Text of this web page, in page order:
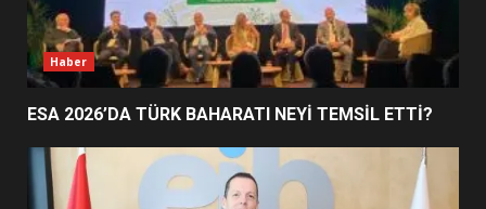
4
FİNALİNDE NE BAŞARDI?
5
UZATILDI: NE DEĞİŞTİ?
Haber
ESA 2026’DA TÜRK BAHARATI NEYİ TEMSİL ETTİ?